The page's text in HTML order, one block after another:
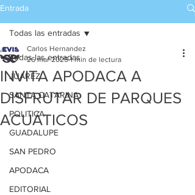
Entrada
Todas las entradas
JUAREZ
SANTA CATARINA
POLITICA
GUADALUPE
SAN PEDRO
APODACA
EDITORIAL
Todas las entradas
INVITA APODACA A
DISFRUTAR DE PARQUES
ACUÁTICOS
Carlos Hernandez
26 mar 2025 1 min de lectura